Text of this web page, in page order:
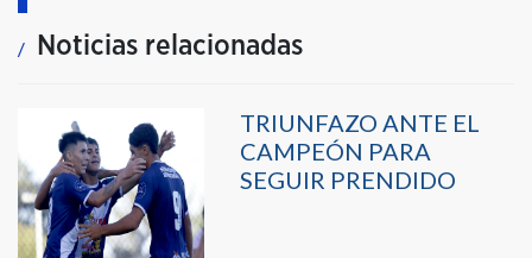
Noticias relacionadas
TRIUNFAZO ANTE EL
CAMPEÓN PARA
SEGUIR PRENDIDO